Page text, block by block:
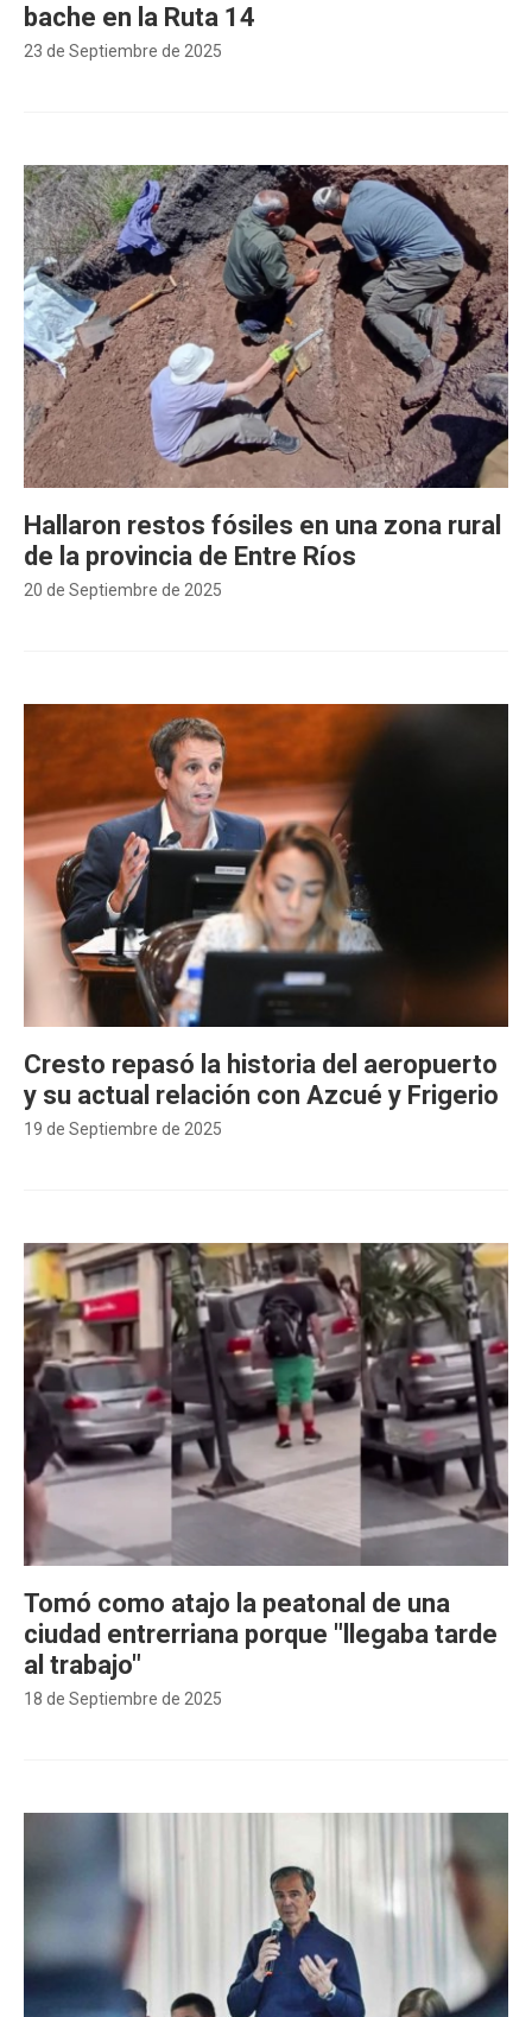
23 de Septiembre de 2025
bache en la Ruta 14
20 de Septiembre de 2025
Hallaron restos fósiles en una zona rural
de la provincia de Entre Ríos
19 de Septiembre de 2025
Cresto repasó la historia del aeropuerto
y su actual relación con Azcué y Frigerio
18 de Septiembre de 2025
Tomó como atajo la peatonal de una
ciudad entrerriana porque "llegaba tarde
al trabajo"